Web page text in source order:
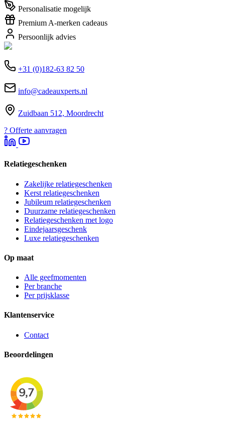
Personalisatie mogelijk
Premium A-merken cadeaus
Persoonlijk advies
+31 (0)182-63 82 50
info@cadeauxperts.nl
Zuidbaan 512, Moordrecht
? Offerte aanvragen
Relatiegeschenken
Zakelijke relatiegeschenken
Kerst relatiegeschenken
Jubileum relatiegeschenken
Duurzame relatiegeschenken
Relatiegeschenken met logo
Eindejaarsgeschenk
Luxe relatiegeschenken
Op maat
Alle geefmomenten
Per branche
Per prijsklasse
Klantenservice
Contact
Beoordelingen